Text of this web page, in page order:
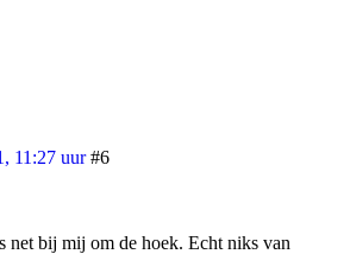
11:27 uur #6
net bij mij om de hoek. Echt niks van